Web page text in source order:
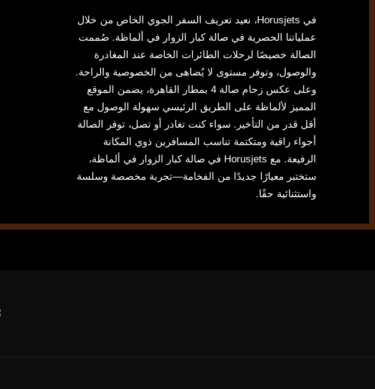
في Horusjets، نعيد تعريف السفر الجوي الخاص من خلال
عملياتنا الحصرية في صالة كبار الزوار في ألماظة. صُممت
الصالة خصيصًا لرحلات الطائرات الخاصة عند المغادرة
والوصول، وتوفر مستوى لا يُضاهى من الخصوصية والراحة.
وعلى عكس زحام صالة 4 بمطار القاهرة، يضمن الموقع
المميز لألماظة على الطريق الرئيسي سهولة الوصول مع
أقل قدر من التأخير. سواء كنت تغادر أو تصل، توفر الصالة
أجواء راقية ومتكتمة تناسب المسافرين ذوي المكانة
الرفيعة. مع Horusjets في صالة كبار الزوار في ألماظة،
ستختبر معيارًا جديدًا من الفخامة—تجربة مخصصة وسلسة
واستثنائية حقًا.